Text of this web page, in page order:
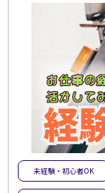
未経験・初心者OK